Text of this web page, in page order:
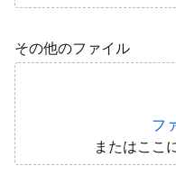
その他のファイル
フ
またはここ